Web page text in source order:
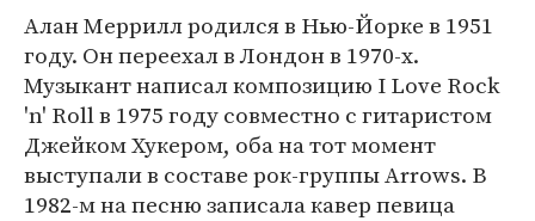
Алан Меррилл родился в Нью-Йорке в 1951
году. Он переехал в Лондон в 1970-х.
Музыкант написал композицию I Love Rock
'n' Roll в 1975 году совместно с гитаристом
Джейком Хукером, оба на тот момент
выступали в составе рок-группы Arrows. В
1982-м на песню записала кавер певица